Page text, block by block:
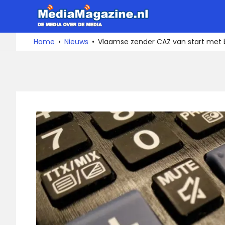
de
De
media
over
Home Nieuws Vlaamse zender CAZ van start met